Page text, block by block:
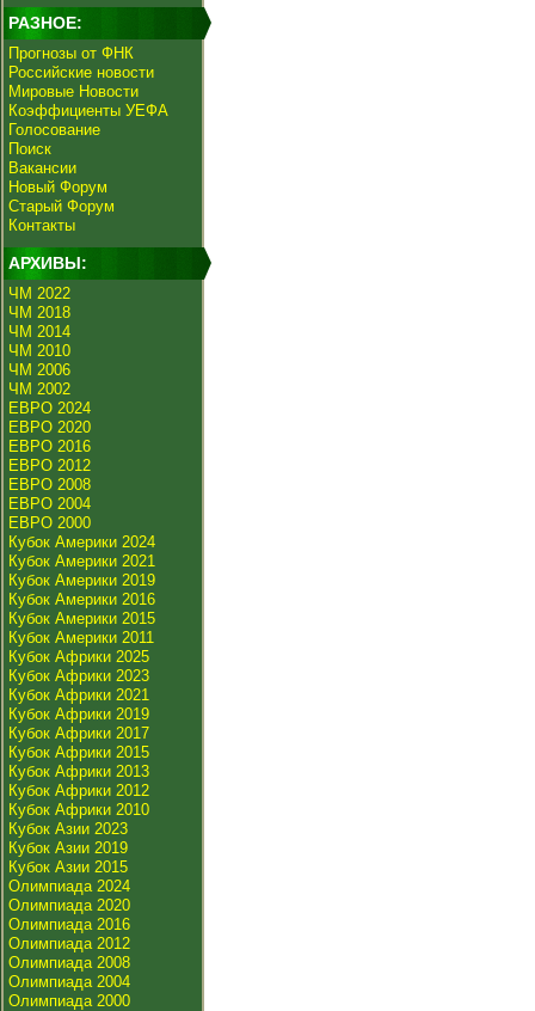
РАЗНОЕ:
Прогнозы от ФНК
Российские новости
Мировые Новости
Коэффициенты УЕФА
Голосование
Поиск
Вакансии
Новый Форум
Старый Форум
Контакты
АРХИВЫ:
ЧМ 2022
ЧМ 2018
ЧМ 2014
ЧМ 2010
ЧМ 2006
ЧМ 2002
ЕВРО 2024
ЕВРО 2020
ЕВРО 2016
ЕВРО 2012
ЕВРО 2008
ЕВРО 2004
ЕВРО 2000
Кубок Америки 2024
Кубок Америки 2021
Кубок Америки 2019
Кубок Америки 2016
Кубок Америки 2015
Кубок Америки 2011
Кубок Африки 2025
Кубок Африки 2023
Кубок Африки 2021
Кубок Африки 2019
Кубок Африки 2017
Кубок Африки 2015
Кубок Африки 2013
Кубок Африки 2012
Кубок Африки 2010
Кубок Азии 2023
Кубок Азии 2019
Кубок Азии 2015
Олимпиада 2024
Олимпиада 2020
Олимпиада 2016
Олимпиада 2012
Олимпиада 2008
Олимпиада 2004
Олимпиада 2000